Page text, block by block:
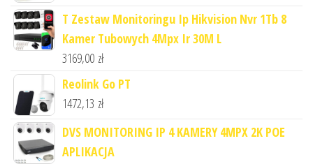
T Zestaw Monitoringu Ip Hikvision Nvr 1Tb 8
Kamer Tubowych 4Mpx Ir 30M L
3169,00 zł
Reolink Go PT
1472,13 zł
DVS MONITORING IP 4 KAMERY 4MPX 2K POE
APLIKACJA